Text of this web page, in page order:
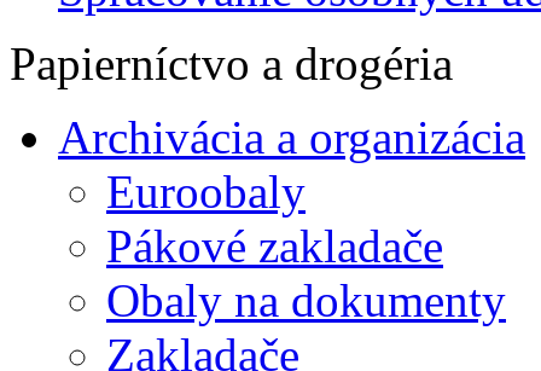
Papierníctvo a drogéria
Archivácia a organizácia
Euroobaly
Pákové zakladače
Obaly na dokumenty
Zakladače